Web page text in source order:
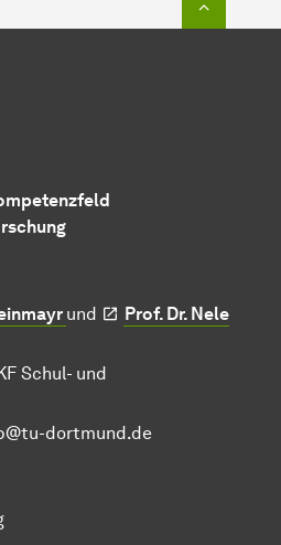
und
Prof. Dr. Nele
Schul- und
dortmund.de